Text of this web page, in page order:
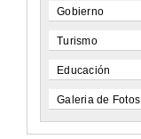
Gobierno
Turismo
Educación
Galeria de Fotos